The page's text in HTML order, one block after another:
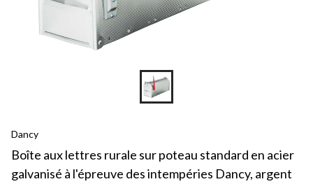
Dancy
Boîte aux lettres rurale sur poteau standard en acier
galvanisé à l'épreuve des intempéries Dancy, argent